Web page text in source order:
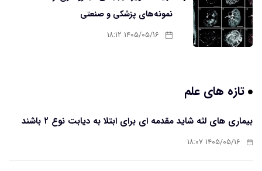
نمونه‌های پزشکی و صنعتی
۱۴۰۵/۰۵/۱۶ ۱۸:۱۲
تازه های علم
بیماری های لثه شاید مقدمه ای برای ابتلا به دیابت نوع ۲ باشند
۱۴۰۵/۰۵/۱۶ ۱۸:۰۷